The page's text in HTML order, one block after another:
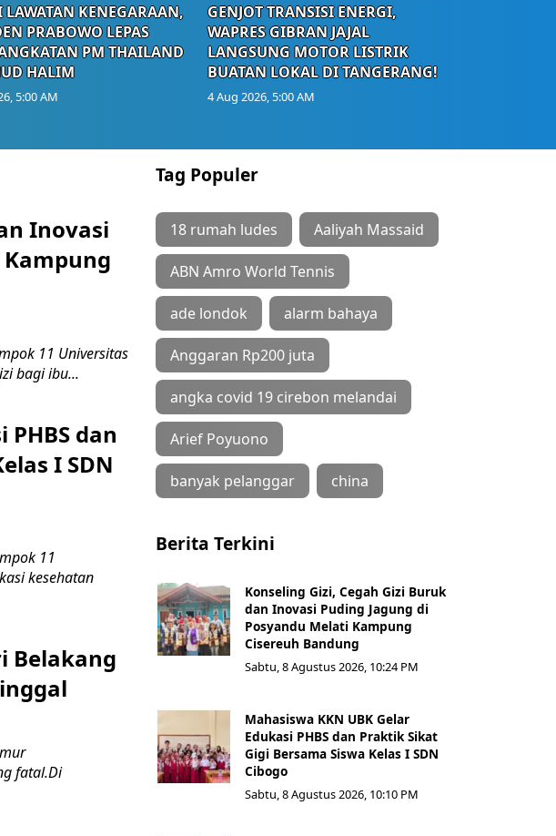
KENEGARAAN,
PRABOWO LEPAS
PM THAILAND
HALIM
5:00 AM
GENJOT TRANSISI ENERGI,
WAPRES GIBRAN JAJAL
LANGSUNG MOTOR LISTRIK
BUATAN LOKAL DI TANGERANG!
4 Aug 2026, 5:00 AM
Inovasi
11 Universitas
bagi ibu...
PHBS dan
I SDN
11
kesehatan
Belakang
fatal.Di
Tag Populer
18 rumah ludes Aaliyah Massaid
ABN Amro World Tennis
ade londok alarm bahaya
Anggaran Rp200 juta
angka covid 19 cirebon melandai
Arief Poyuono
banyak pelanggar china
Berita Terkini
Konseling Gizi, Cegah Gizi Buruk
dan Inovasi Puding Jagung di
Posyandu Melati Kampung
Cisereuh Bandung
Sabtu, 8 Agustus 2026, 10:24 PM
Mahasiswa KKN UBK Gelar
Edukasi PHBS dan Praktik Sikat
Gigi Bersama Siswa Kelas I SDN
Cibogo
Sabtu, 8 Agustus 2026, 10:10 PM